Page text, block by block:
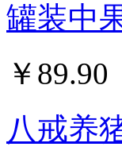
罐装中
￥ 89.90
八戒养